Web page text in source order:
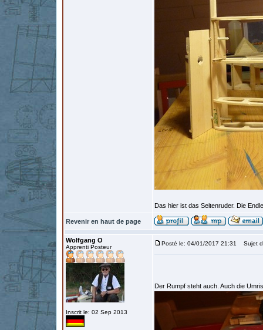
Das hier ist das Seitenruder. Die
Revenir en haut de page
Wolfgang O
Apprenti Posteur
Inscrit le: 02 Sep 2013
Posté le: 04/01/2017 21:31 Sujet
Der Rumpf steht auch. Auch die